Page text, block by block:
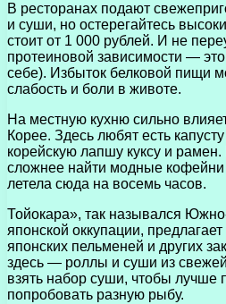
В ресторанах подают
и суши, но остерегайтесь
стоит от 1 000 рублей. И не
протеиновой зависимости —
себе). Избыток белковой пищи
слабость и боли в животе.
На местную кухню сильно
Корее. Здесь любят есть
корейскую лапшу куксу и рамен.
сложнее найти модные
летела сюда на восемь часов.
Тойокара», так назывался
японской оккупации,
японских пельменей и других
здесь — роллы и суши из
взять набор суши, чтобы лучше
попробовать разную рыбу.